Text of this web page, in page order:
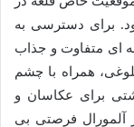
برای دسترسی به
ای متفاوت و جذاب
همراه با چشم
برای عکاسان و
آلمورال فرصتی بی